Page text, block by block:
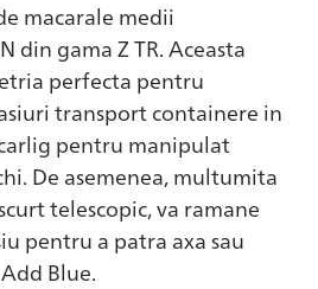
macarale medii
din gama Z TR. Aceasta
perfecta pentru
transport containere in
pentru manipulat
De asemenea, multumita
telescopic, va ramane
pentru a patra axa sau
Blue.